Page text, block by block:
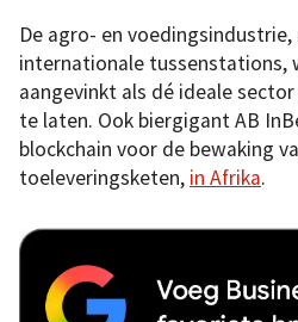
De agro- en
internationale tussenstations,
aangevinkt als dé ideale
te laten. Ook biergigant AB
blockchain voor de bewaking
toeleveringsketen, in Afrika.